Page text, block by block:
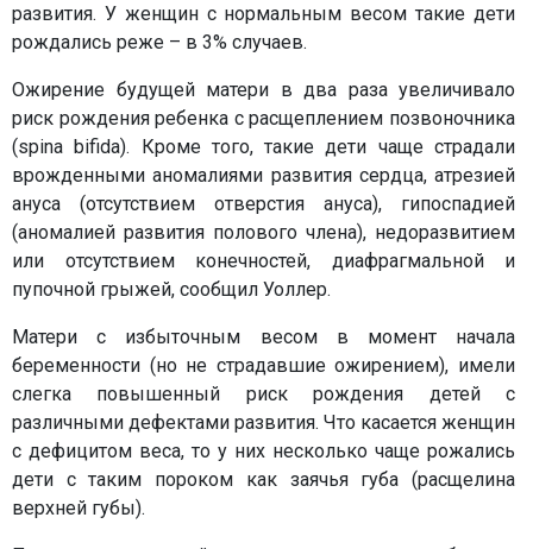
развития. У женщин с нормальным весом такие дети
рождались реже – в 3% случаев.
Ожирение будущей матери в два раза увеличивало
риск рождения ребенка с расщеплением позвоночника
(spina bifida). Кроме того, такие дети чаще страдали
врожденными аномалиями развития сердца, атрезией
ануса (отсутствием отверстия ануса), гипоспадией
(аномалией развития полового члена), недоразвитием
или отсутствием конечностей, диафрагмальной и
пупочной грыжей, сообщил Уоллер.
Матери с избыточным весом в момент начала
беременности (но не страдавшие ожирением), имели
слегка повышенный риск рождения детей с
различными дефектами развития. Что касается женщин
с дефицитом веса, то у них несколько чаще рожались
дети с таким пороком как заячья губа (расщелина
верхней губы).